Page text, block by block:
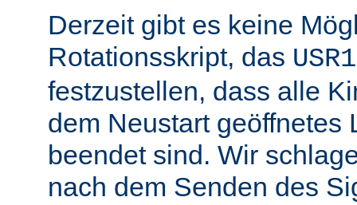
Derzeit gibt es keine
Rotationsskript, das USR1
festzustellen, dass alle
dem Neustart geöffnetes
beendet sind. Wir
nach dem Senden des